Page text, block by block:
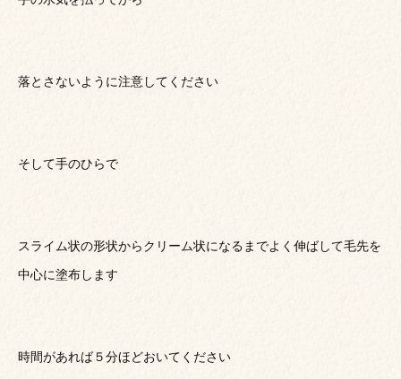
落とさないように注意してください
そして手のひらで
スライム状の形状からクリーム状になるまでよく伸ばして毛先を
中心に塗布します
時間があれば５分ほどおいてください